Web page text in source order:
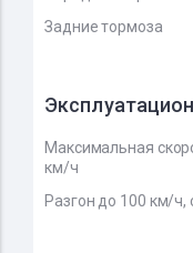
Задние тормоза
Максимальная
км/ч
Разгон до 100 км/ч,